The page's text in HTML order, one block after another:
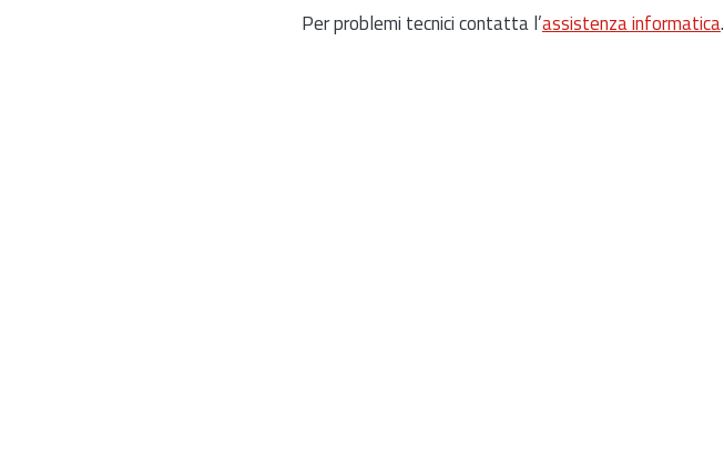
Per problemi tecnici contatta l’assistenza informatica.